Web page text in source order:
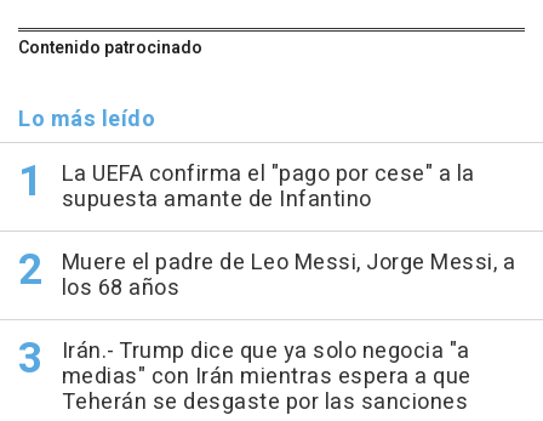
Contenido patrocinado
Lo más leído
La UEFA confirma el "pago por cese" a la
supuesta amante de Infantino
Muere el padre de Leo Messi, Jorge Messi, a
los 68 años
Irán.- Trump dice que ya solo negocia "a
medias" con Irán mientras espera a que
Teherán se desgaste por las sanciones